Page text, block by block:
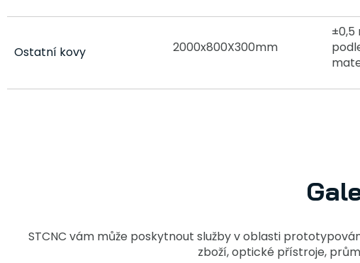
Ostatní kovy 2000x800X300mm
±0,5
STCNC vám může poskytnout služby v oblasti
zboží, optické přístroje,